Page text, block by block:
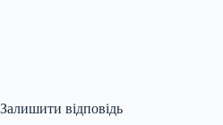
Залишити відповідь